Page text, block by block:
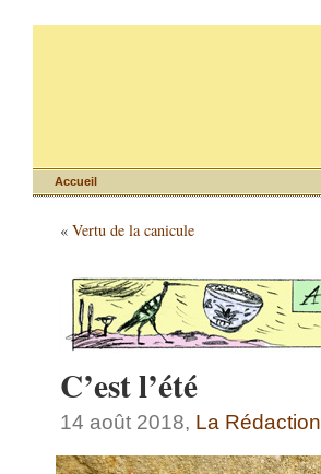
Accueil
« Vertu de la canicule
C’est l’été
14 août 2018, La Rédaction